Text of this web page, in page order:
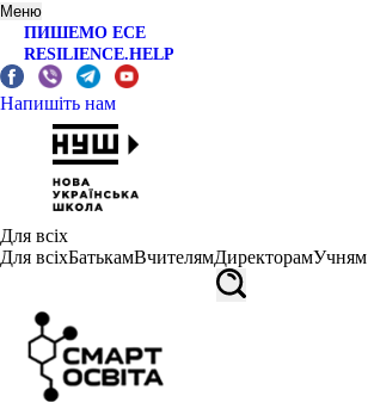
Меню
ПИШЕМО ЕСЕ
RESILIENCE.HELP
Напишіть нам
Для всіх
Для всіхБатькамВчителямДиректорамУчням